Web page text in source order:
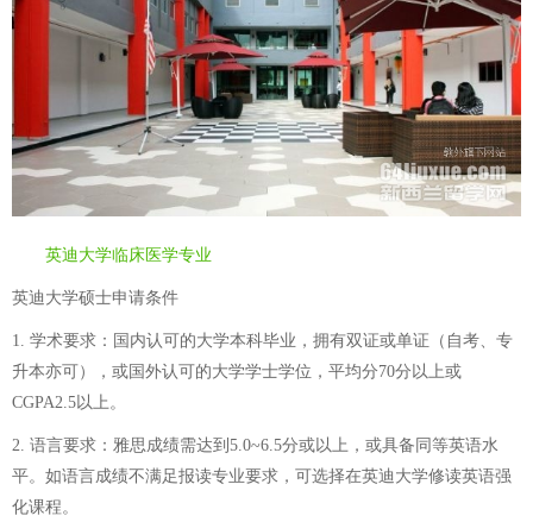
英迪大学临床医学专业
英迪大学硕士申请条件
1. 学术要求：国内认可的大学本科毕业，拥有双证或单证（自考、专
升本亦可），或国外认可的大学学士学位，平均分70分以上或
CGPA2.5以上。
2. 语言要求：雅思成绩需达到5.0~6.5分或以上，或具备同等英语水
平。如语言成绩不满足报读专业要求，可选择在英迪大学修读英语强
化课程。